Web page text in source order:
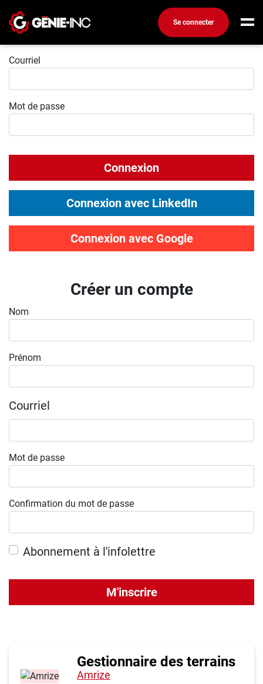
Se connecter
Connexion
Emplois
Ma boîte à outils
Conseils carrière
Métiers
Nos chroniques
Publiez une offre d'emploi
Connexion
Courriel
Mot de passe
Connexion
Connexion avec LinkedIn
Connexion avec Google
Créer un compte
Nom
Prénom
Courriel
Mot de passe
Confirmation du mot de passe
Abonnement à l'infolettre
M'inscrire
Gestionnaire des terrains
Amrize